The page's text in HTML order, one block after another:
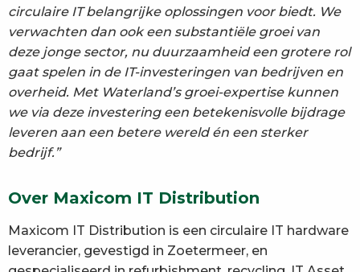
circulaire IT belangrijke oplossingen voor biedt. We
verwachten dan ook een substantiële groei van
deze jonge sector, nu duurzaamheid een grotere rol
gaat spelen in de IT-investeringen van bedrijven en
overheid. Met Waterland’s groei-expertise kunnen
we via deze investering een betekenisvolle bijdrage
leveren aan een betere wereld én een sterker
bedrijf.”
Over Maxicom IT Distribution
Maxicom IT Distribution is een circulaire IT hardware
leverancier, gevestigd in Zoetermeer, en